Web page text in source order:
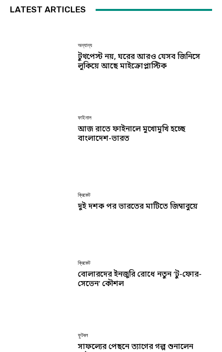
LATEST ARTICLES
অন্যান্য
টুথপেস্ট নয়, ঘরের আরও যেসব জিনিসে
লুকিয়ে আছে মাইক্রোপ্লাস্টিক
ফাইনাল
আজ রাতে ফাইনালে মুখোমুখি হচ্ছে
বাংলাদেশ-ভারত
ক্রিকেট
দুই দশক পর ভারতের মাটিতে জিম্বাবুয়ে
ক্রিকেট
বোলারদের ইনজুরি রোধে নতুন ‘টু-ফোর-
সেভেন’ কৌশল
ফুটবল
সাফল্যের পেছনে ত্যাগের গল্প শুনালেন